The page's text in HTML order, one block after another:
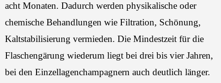
acht Monaten. Dadurch werden physikalische oder
chemische Behandlungen wie Filtration, Schönung,
Kaltstabilisierung vermieden. Die Mindestzeit für die
Flaschengärung wiederum liegt bei drei bis vier Jahren,
bei den Einzellagenchampagnern auch deutlich länger.